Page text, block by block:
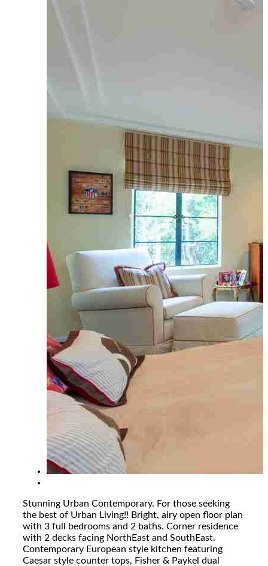
Stunning Urban Contemporary. For those seeking
the best of Urban Living!! Bright, airy open floor plan
with 3 full bedrooms and 2 baths. Corner residence
with 2 decks facing NorthEast and SouthEast.
Contemporary European style kitchen featuring
Caesar style counter tops, Fisher & Paykel dual